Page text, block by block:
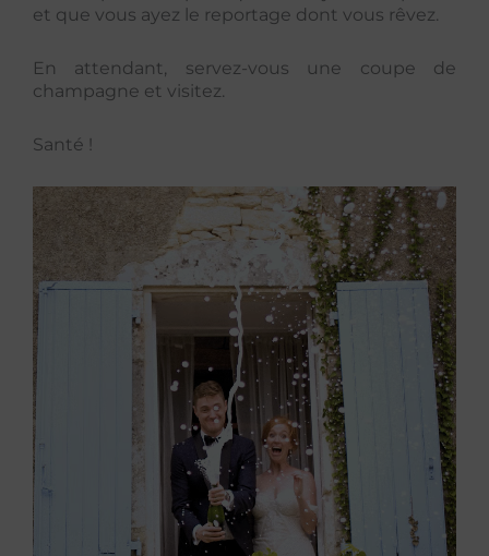
et que vous ayez le reportage dont vous rêvez.
En attendant, servez-vous une coupe de
champagne et visitez.
Santé !